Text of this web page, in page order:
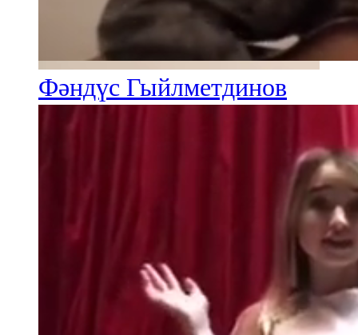
Фәндүс Гыйлметдинов